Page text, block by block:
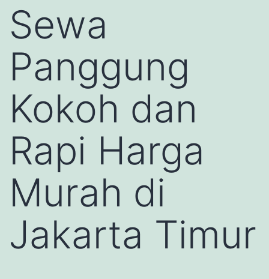
Sewa
Panggung
Kokoh dan
Rapi Harga
Murah di
Jakarta Timur